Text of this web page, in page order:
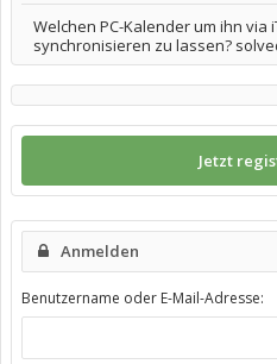
Welchen PC-Kalender um ihn via
synchronisieren zu lassen?
Jetzt
Anmelden
Benutzername oder E-Mail-Adresse: